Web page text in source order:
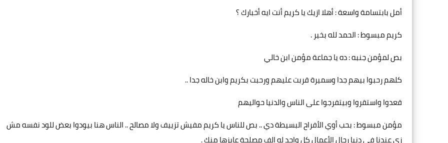
أمل بابتسامة واسعة : أهلا ازيك يا كريم أنت ايه أخبارك ؟
كريم مبسوط : الحمد لله بخير .
بص لمؤمن جنبه : ده يا جماعة مؤمن ابن خالي
كلهم رحبوا بيهم جدا وسميرة قربت عليهم ورحبت بكريم وابن خاله جدا ..
قعدوا واستقروا وبيتفرجوا على الناس والدنيا حواليهم
مؤمن مبسوط : بحب أوي الأفراح البسيطة دي .. بص للناس يا كريم مفيش تزييف ولا مصالح .. الناس هنا بيودوا بعض للود نفسه مش
زي عندنا في دنيا رجال الأعمال كل واحد له الف مصلحة عايزها منك .